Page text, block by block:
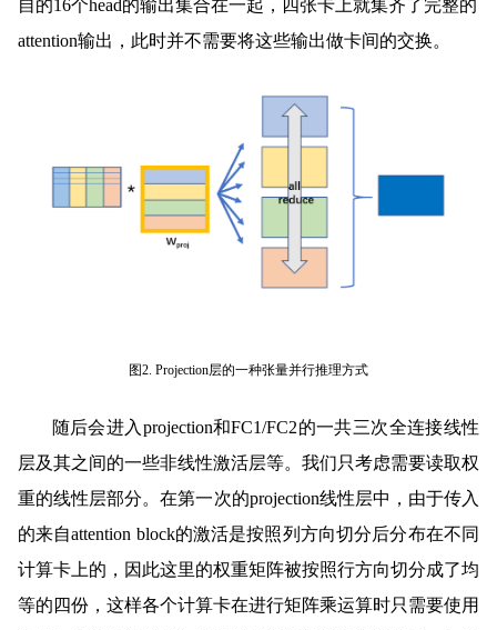
自的16个head的输出集合在一起，四张卡上就集齐了完整的
attention输出，此时并不需要将这些输出做卡间的交换。
图2. Projection层的一种张量并行推理方式
随后会进入projection和FC1/FC2的一共三次全连接线性
层及其之间的一些非线性激活层等。我们只考虑需要读取权
重的线性层部分。在第一次的projection线性层中，由于传入
的来自attention block的激活是按照列方向切分后分布在不同
计算卡上的，因此这里的权重矩阵被按照行方向切分成了均
等的四份，这样各个计算卡在进行矩阵乘运算时只需要使用